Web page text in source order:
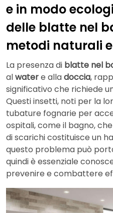
e in modo
delle blatte nel
metodi naturali
La presenza di blatte nel
alwatere alladoccia,
significativo che richiede
Questi insetti, noti per la
tubature fognarie per
ospitali, come il bagno,
di scarichi costituisce un
questo problema può
quindi è essenziale
prevenire e combattere